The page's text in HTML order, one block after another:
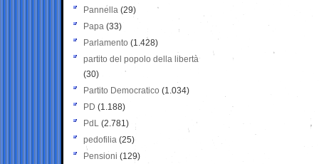
Pannella (29)
Papa (33)
Parlamento (1.428)
partito del popolo della libertà
(30)
Partito Democratico (1.034)
PD (1.188)
PdL (2.781)
pedofilia (25)
Pensioni (129)